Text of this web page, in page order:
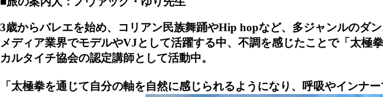
3歳からバレエを始め、コリアン民族舞踊やHip hopなど、多ジャンルのダン
メディア業界でモデルやVJとして活躍する中、不調を感じたことで「太
カルタイチ協会の認定講師として活動中。
「太極拳を通じて自分の軸を自然に感じられるようになり、呼吸やインナ